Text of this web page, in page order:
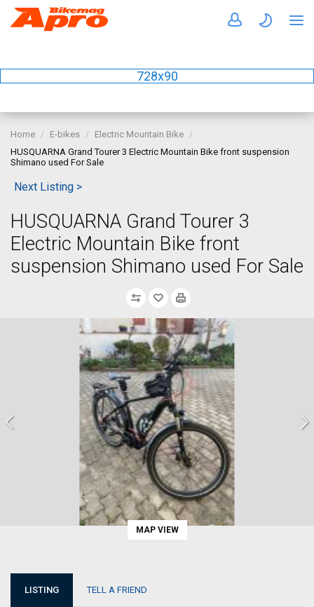
728x90
Home E-bikes
Electric Mountain Bike
HUSQUARNA Grand Tourer 3 Electric Mountain Bike front suspension
Shimano used For Sale
Next Listing >
HUSQUARNA Grand Tourer 3
Electric Mountain Bike front
suspension Shimano used For Sale
MAP VIEW
LISTING TELL A FRIEND